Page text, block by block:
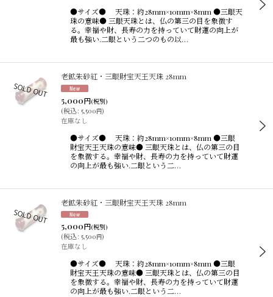
●サイズ● 天珠：約28mm×10mm×8mm ●三眼天
珠の意味● 三眼天珠とは、仏の第三の目を象徴す
る。幸福や財、長寿の力を持っていて財運の向上が
最も強い.二眼という二つのもの以…
老鉱朱砂紅・三眼財宝天王天珠 28mm
5,000円(税別)
(税込: 5,500円)
在庫なし
●サイズ● 天珠：約28mm×10mm×8mm ●三眼
財宝天王天珠の意味● 三眼天珠とは、仏の第三の目
を象徴する。幸福や財、長寿の力を持っていて財運
の向上が最も強い.二眼という二…
老鉱朱砂紅・三眼財宝天王天珠 28mm
5,000円(税別)
(税込: 5,500円)
在庫なし
●サイズ● 天珠：約28mm×10mm×8mm ●三眼
財宝天王天珠の意味● 三眼天珠とは、仏の第三の目
を象徴する。幸福や財、長寿の力を持っていて財運
の向上が最も強い.二眼という二…